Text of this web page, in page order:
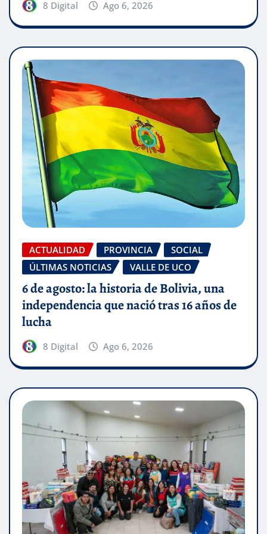
8 Digital Ago 6, 2026
ACTUALIDAD PROVINCIA
SOCIAL
ÚLTIMAS NOTICIAS
VALLE DE UCO
6 de agosto: la historia de Bolivia, una
independencia que nació tras 16 años de
lucha
8 Digital Ago 6, 2026